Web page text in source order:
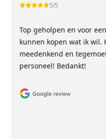
5/5
Top geholpen en voor
kunnen kopen wat ik wil.
meedenkend en
personeel! Bedankt!